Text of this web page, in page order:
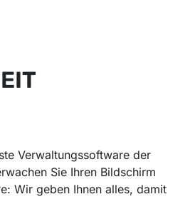
Verwaltungssoftware der
Sie Ihren Bildschirm
Wir geben Ihnen alles, damit